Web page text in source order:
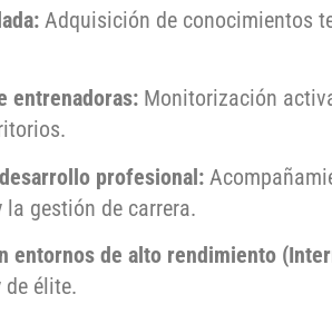
Adquisición de conocimientos
entrenadoras: Monitorización
profesional:
la gestión de carrera.
entornos de alto rendimiento
de élite.